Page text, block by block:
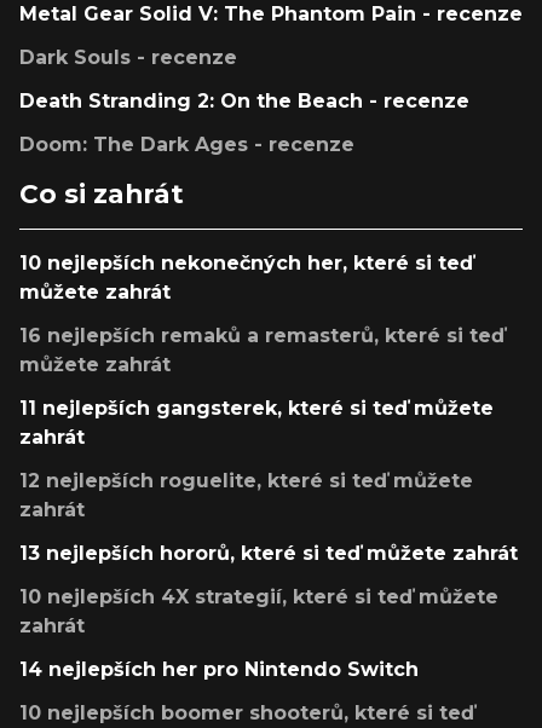
Metal Gear Solid V: The Phantom Pain - recenze
Dark Souls - recenze
Death Stranding 2: On the Beach - recenze
Doom: The Dark Ages - recenze
Co si zahrát
10 nejlepších nekonečných her, které si teď
můžete zahrát
16 nejlepších remaků a remasterů, které si teď
můžete zahrát
11 nejlepších gangsterek, které si teď můžete
zahrát
12 nejlepších roguelite, které si teď můžete
zahrát
13 nejlepších hororů, které si teď můžete zahrát
10 nejlepších 4X strategií, které si teď můžete
zahrát
14 nejlepších her pro Nintendo Switch
10 nejlepších boomer shooterů, které si teď